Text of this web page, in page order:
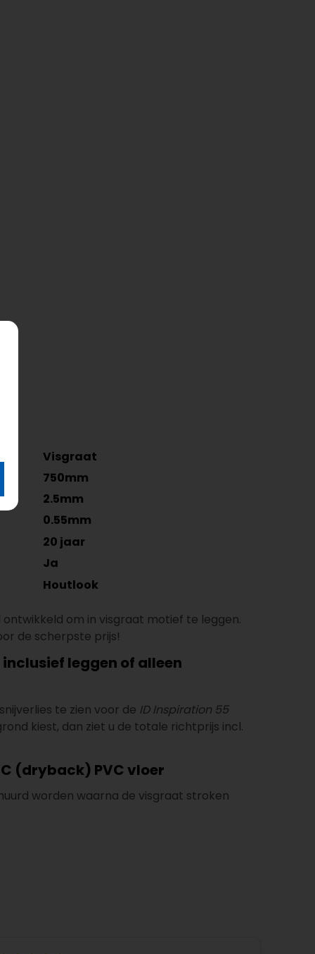
Visgraat
750mm
2.5mm
0.55mm
20 jaar
Ja
Houtlook
om in visgraat motief te leggen.
de scherpste prijs!
leggen of alleen
te zien voor de ID Inspiration 55
kiest, dan ziet u de totale richtprijs incl.
(dryback) PVC vloer
worden waarna de visgraat stroken